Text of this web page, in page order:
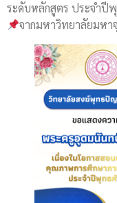
ระดับหลักสูตร ประจำปี
จากมหาวิทยาลัยมหา